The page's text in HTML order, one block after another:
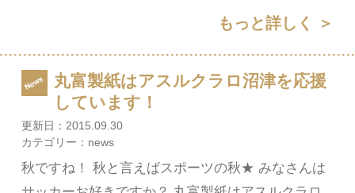
もっと詳しく ＞
丸富製紙はアスルクラロ沼津を応援
しています！
更新日： 2015.09.30
カテゴリー： news
秋ですね！ 秋と言えばスポーツの秋★ みなさんは